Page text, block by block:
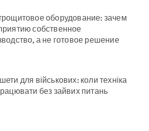
оборудование: зачем
собственное
а не готовое решение
для військових: коли техніка
без зайвих питань